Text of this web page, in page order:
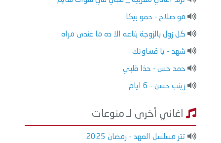
مو صلاح - حمو بيكا
كل زول بالزوجة بتاعه الا ده ما عندى مراه
شهد - يا قساوتك
حمد حس - حذا قلبي
زينب حسن - 6 ايام
اغاني أخرى لـ منوعات
تتر مسلسل العهد - رمضان 2025